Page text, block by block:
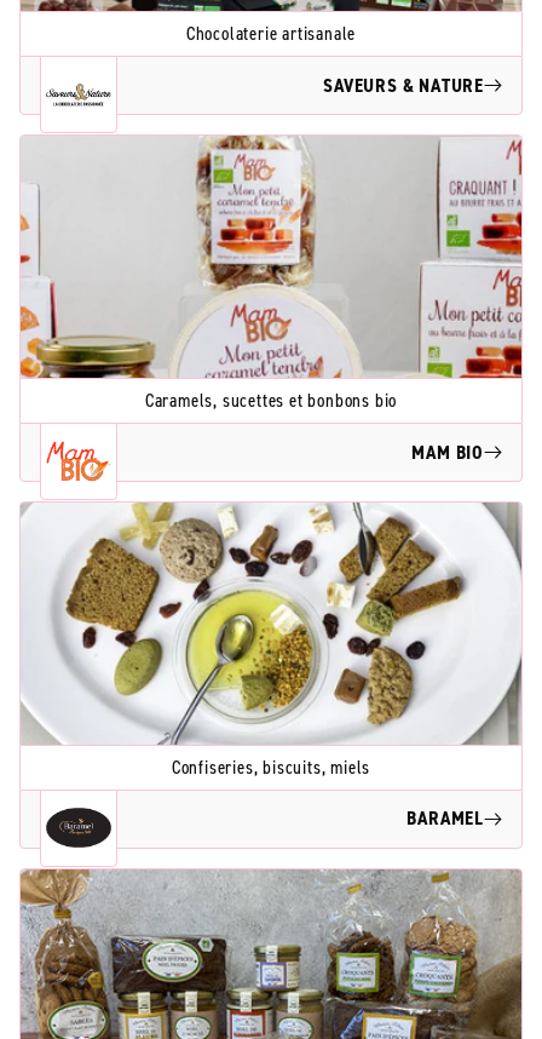
Chocolaterie artisanale
SAVEURS & NATURE
Caramels, sucettes et bonbons bio
MAM BIO
Confiseries, biscuits, miels
BARAMEL